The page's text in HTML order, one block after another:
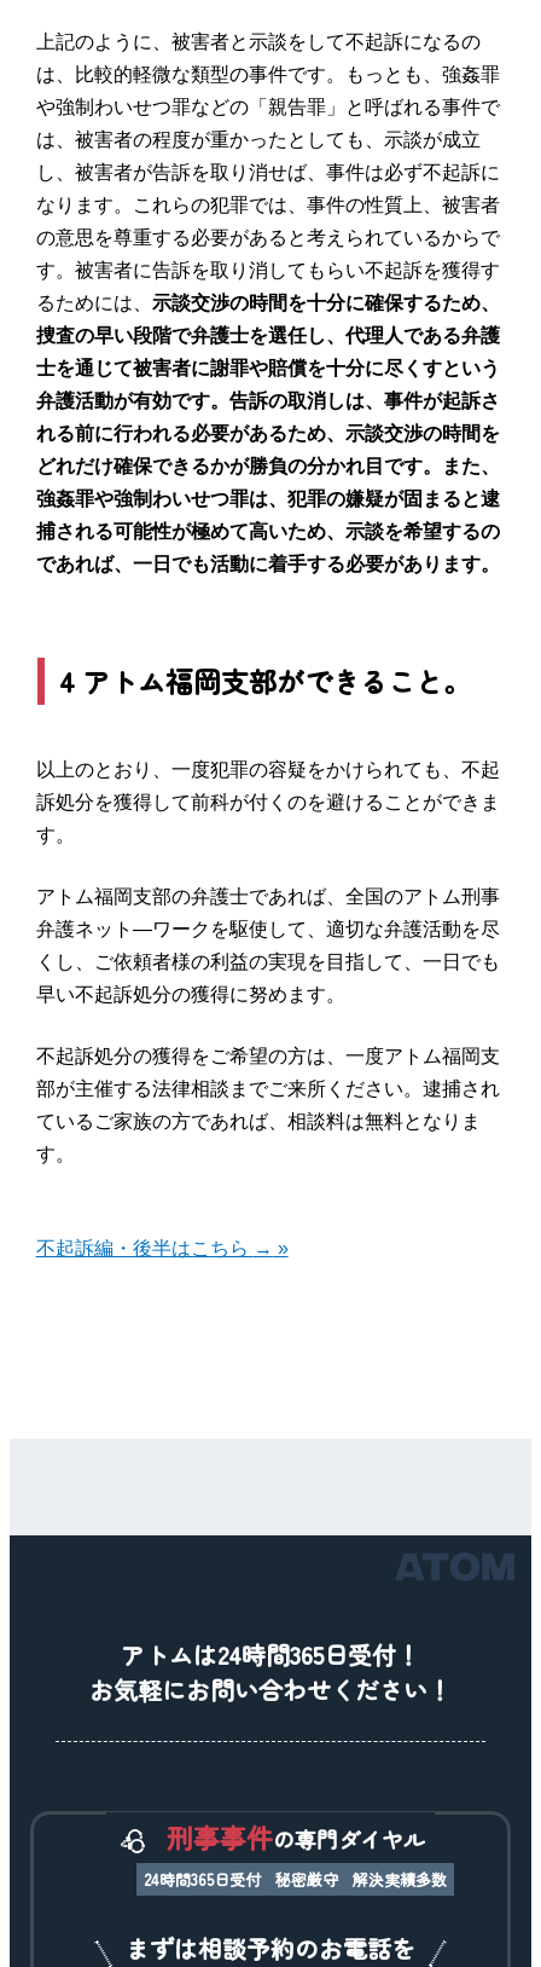
上記のように、被害者と示談をして不起訴になるの
は、比較的軽微な類型の事件です。もっとも、強姦罪
や強制わいせつ罪などの「親告罪」と呼ばれる事件で
は、被害者の程度が重かったとしても、示談が成立
し、被害者が告訴を取り消せば、事件は必ず不起訴に
なります。これらの犯罪では、事件の性質上、被害者
の意思を尊重する必要があると考えられているからで
す。被害者に告訴を取り消してもらい不起訴を獲得す
るためには、 示談交渉の時間を十分に確保するため、
捜査の早い段階で弁護士を選任し、代理人である弁護
士を通じて被害者に謝罪や賠償を十分に尽くすという
弁護活動が有効です。告訴の取消しは、事件が起訴さ
れる前に行われる必要があるため、示談交渉の時間を
どれだけ確保できるかが勝負の分かれ目です。また、
強姦罪や強制わいせつ罪は、犯罪の嫌疑が固まると逮
捕される可能性が極めて高いため、示談を希望するの
であれば、一日でも活動に着手する必要があります。
4 アトム福岡支部ができること。
以上のとおり、一度犯罪の容疑をかけられても、不起
訴処分を獲得して前科が付くのを避けることができま
す。
アトム福岡支部の弁護士であれば、全国のアトム刑事
弁護ネット―ワークを駆使して、適切な弁護活動を尽
くし、ご依頼者様の利益の実現を目指して、一日でも
早い不起訴処分の獲得に努めます。
不起訴処分の獲得をご希望の方は、一度アトム福岡支
部が主催する法律相談までご来所ください。逮捕され
ているご家族の方であれば、相談料は無料となりま
す。
不起訴編・後半はこちら → »
アトムは24時間365日受付！
お気軽にお問い合わせください！
刑事事件の専門ダイヤル
24時間365日受付 秘密厳守 解決実績多数
まずは相談予約のお電話を